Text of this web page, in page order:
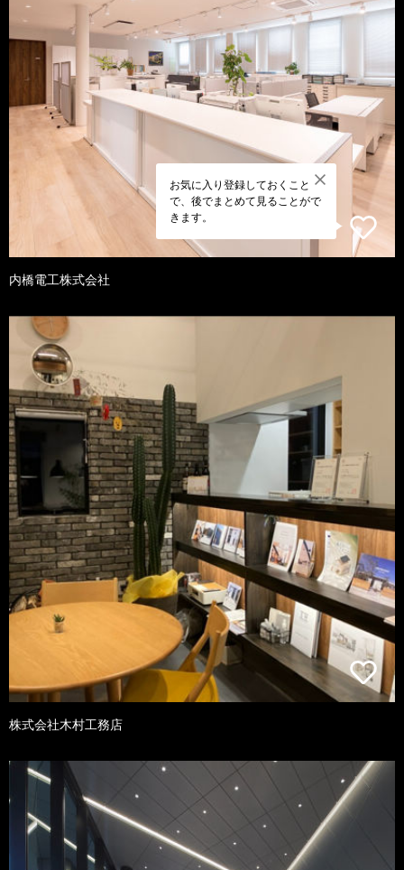
お気に入り登録しておくこと
で、後でまとめて見ることがで
きます。
内橋電工株式会社
株式会社木村工務店